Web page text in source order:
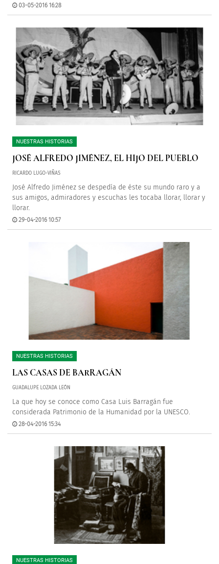
03-05-2016 16:28
NUESTRAS HISTORIAS
JOSÉ ALFREDO JIMÉNEZ, EL HIJO DEL PUEBLO
RICARDO LUGO-VIÑAS
José Alfredo Jiménez se despedía de éste su mundo raro y a
sus amigos, admiradores y escuchas les tocaba llorar, llorar y
llorar.
29-04-2016 10:57
NUESTRAS HISTORIAS
LAS CASAS DE BARRAGÁN
GUADALUPE LOZADA LEÓN
La que hoy se conoce como Casa Luis Barragán fue
considerada Patrimonio de la Humanidad por la UNESCO.
28-04-2016 15:34
NUESTRAS HISTORIAS